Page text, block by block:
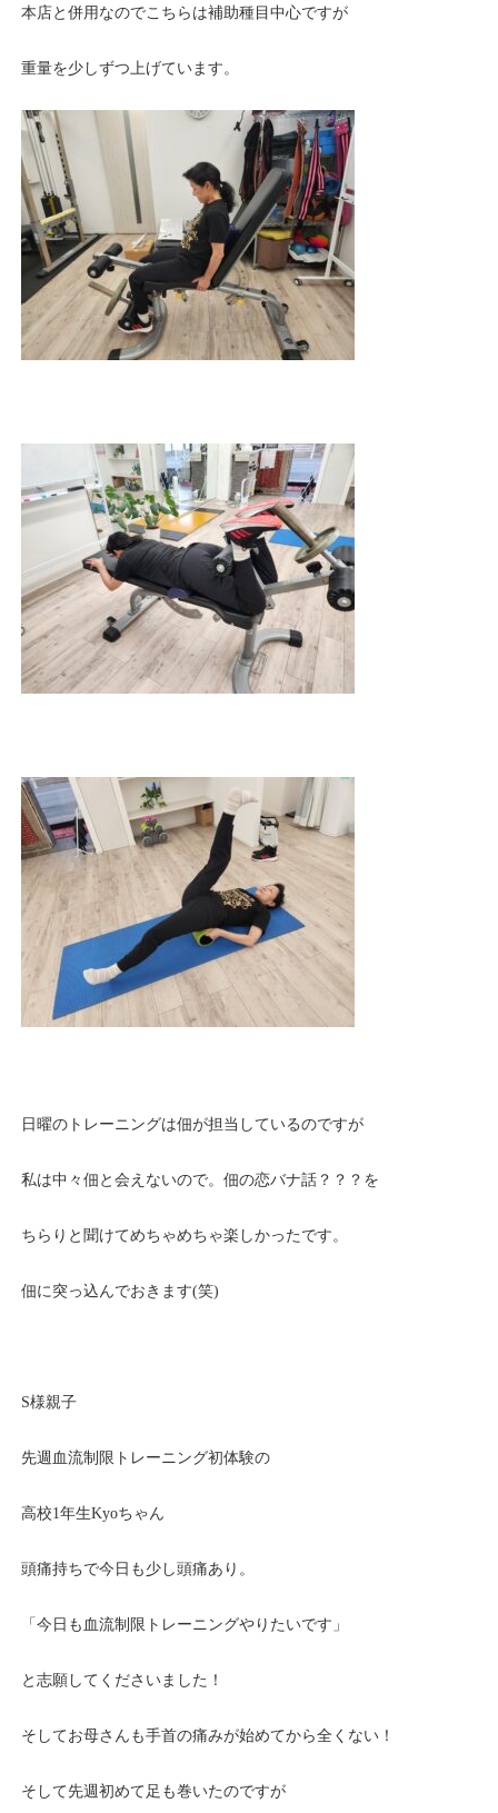
本店と併用なのでこちらは補助種目中心ですが
重量を少しずつ上げています。
日曜のトレーニングは佃が担当しているのですが
私は中々佃と会えないので。佃の恋バナ話？？？を
ちらりと聞けてめちゃめちゃ楽しかったです。
佃に突っ込んでおきます(笑)
S様親子
先週血流制限トレーニング初体験の
高校1年生Kyoちゃん
頭痛持ちで今日も少し頭痛あり。
「今日も血流制限トレーニングやりたいです」
と志願してくださいました！
そしてお母さんも手首の痛みが始めてから全くない！
そして先週初めて足も巻いたのですが